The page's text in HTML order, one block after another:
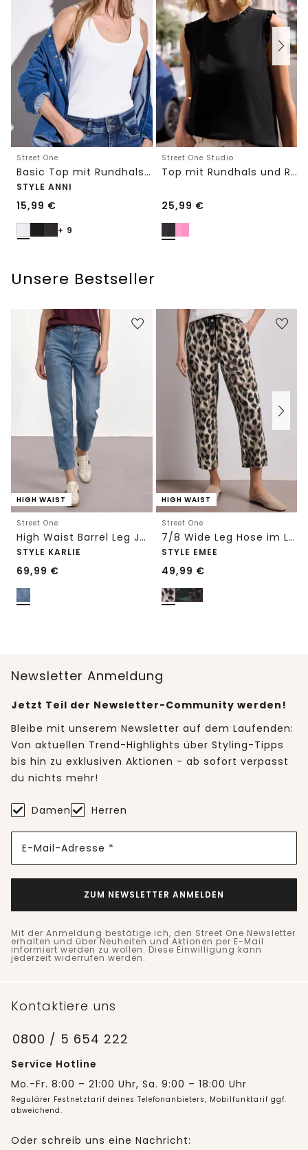
Street One
Basic Top mit Rundhals in Unifarbe
STYLE ANNI
15,99 €
+ 9
Street One Studio
Top mit Rundhals und Rüschendetails
25,99 €
Unsere Bestseller
HIGH WAIST
Street One
High Waist Barrel Leg Jeans im Loose Fit
STYLE KARLIE
69,99 €
HIGH WAIST
Street One
7/8 Wide Leg Hose im Loose Fit mit Print
STYLE EMEE
49,99 €
Newsletter Anmeldung
Jetzt Teil der Newsletter-Community werden!
Bleibe mit unserem Newsletter auf dem Laufenden:
Von aktuellen Trend-Highlights über Styling-Tipps
bis hin zu exklusiven Aktionen - ab sofort verpasst
du nichts mehr!
Damen Herren
E-Mail-Adresse *
ZUM NEWSLETTER ANMELDEN
Mit der Anmeldung bestätige ich, den Street One Newsletter
erhalten und über Neuheiten und Aktionen per E-Mail
informiert werden zu wollen. Diese Einwilligung kann
jederzeit widerrufen werden.
Kontaktiere uns
0800 / 5 654 222
Service Hotline
Mo.-Fr. 8:00 – 21:00 Uhr, Sa. 9:00 – 18:00 Uhr
Regulärer Festnetztarif deines Telefonanbieters, Mobilfunktarif ggf.
abweichend.
Oder schreib uns eine Nachricht: